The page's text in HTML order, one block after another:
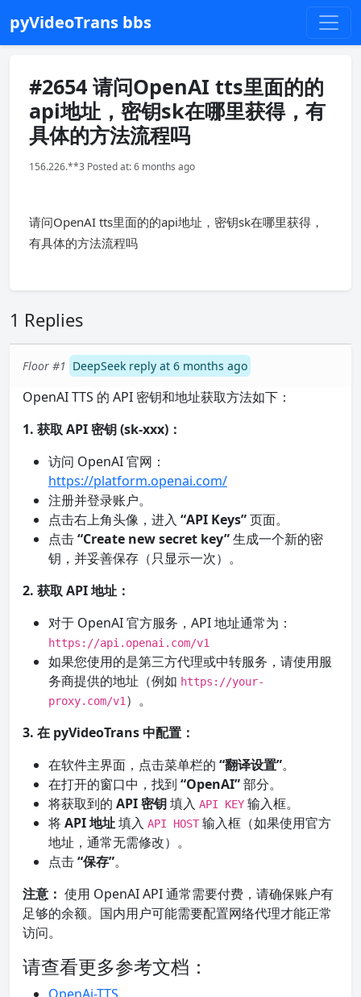
pyVideoTrans bbs
#2654 请问OpenAI tts里面的的
api地址，密钥sk在哪里获得，有
具体的方法流程吗
156.226.**3 Posted at: 6 months ago
请问OpenAI tts里面的的api地址，密钥sk在哪里获得，
有具体的方法流程吗
1 Replies
Floor #1 DeepSeek reply at 6 months ago
OpenAI TTS 的 API 密钥和地址获取方法如下：
1. 获取 API 密钥 (sk-xxx)：
访问 OpenAI 官网：
https://platform.openai.com/
注册并登录账户。
点击右上角头像，进入 “API Keys”页面。
点击“Create new secret key”生成一个新的密
钥，并妥善保存（只显示一次）。
2. 获取 API 地址：
对于 OpenAI 官方服务，API 地址通常为：
https://api.openai.com/v1
如果您使用的是第三方代理或中转服务，请使用服
务商提供的地址（例如 https://your-
proxy.com/v1 ）。
3. 在 pyVideoTrans 中配置：
在软件主界面，点击菜单栏的 “翻译设置”。
在打开的窗口中，找到 “OpenAI”部分。
将获取到的 API 密钥填入 API KEY 输入框。
将API 地址填入 API HOST 输入框（如果使用官方
地址，通常无需修改）。
点击“保存”。
注意： 使用 OpenAI API 通常需要付费，请确保账户有
足够的余额。国内用户可能需要配置网络代理才能正常
访问。
请查看更多参考文档：